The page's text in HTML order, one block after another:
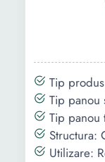
Tip
Tip panou
Tip panou
Structura:
Utilizare: